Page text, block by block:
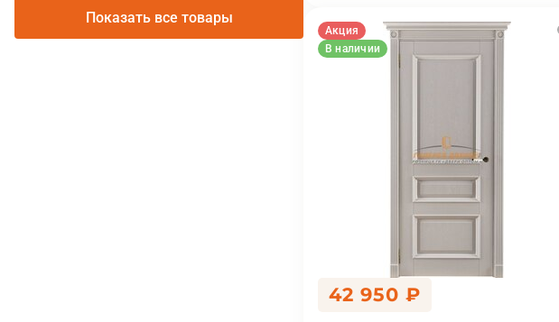
Показать все товары
Акция
В наличии
42 950 ₽